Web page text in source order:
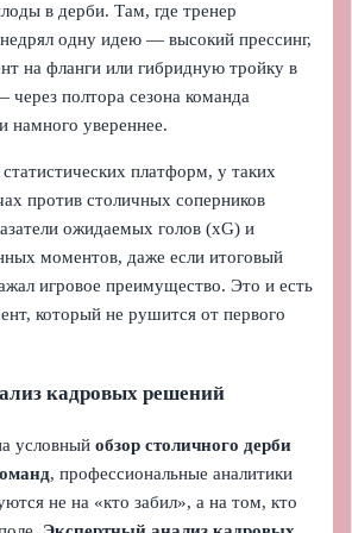
в дерби. Там, где тренер
одну идею — высокий прессинг,
на фланги или гибридную тройку в
полтора сезона команда
намного увереннее.
платформ, у таких
против столичных соперников
ожидаемых голов (xG) и
моментов, даже если итоговый
игровое преимущество. Это и есть
который не рушится от первого
кадровых решений
условныйобзор столичного дерби
, профессиональные аналитики
не на «кто забил», а на том, кто